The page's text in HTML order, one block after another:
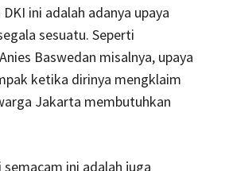
ini adalah adanya upaya
sesuatu. Seperti
Baswedan misalnya, upaya
ketika dirinya mengklaim
Jakarta membutuhkan
ini adalah juga